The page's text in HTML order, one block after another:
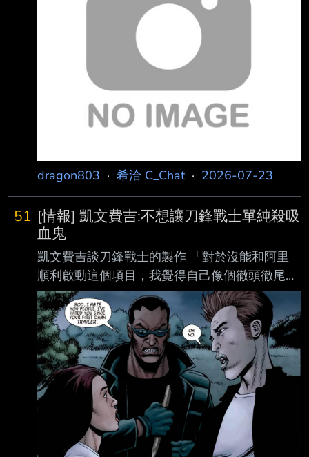
W-M?format=jpg&name=medium
https://pbs.twimg.com/media/HN5AcdKawAAU
dragon803 · 希洽 C_Chat· 2026-07-23
51 [情報] 凱文費吉:不想讓刀鋒戰士單純殺吸
血鬼
凱文費吉談刀鋒戰士的製作 「對於沒能和阿里
順利啟動這個項目，我覺得自己像個徹頭徹尾的
輸家與失敗者。」 之所以停滯不前 是因為這是
漫威在串流過度擴張時期遇到的問題 「有史以
來第一次，數量超越了品質...我們不希望只是給
他穿上皮衣、讓他開始大殺吸 血鬼而已，這部
電影必須非常獨特。但這剛好碰上了我們開始收
縮、並要求『只接受高 品質作品』的時期。而
當時這部作品並沒有達到那樣的標準。我們不認
為自己能像以前那 樣，靠著拍攝過程把一部還
算不錯的劇本磨成精彩的劇本。我們對《刀鋒戰